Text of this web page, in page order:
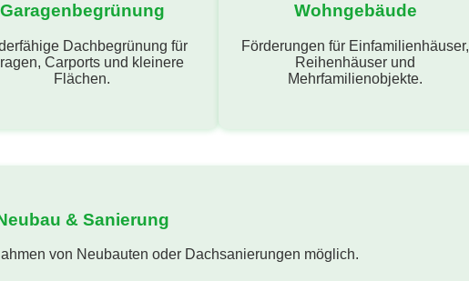
Garagenbegrünung
Dachbegrünung für
Carports und kleinere
Flächen.
Wohngebäude
Förderungen für Einfamilienhäuser,
Reihenhäuser und
Mehrfamilienobjekte.
& Sanierung
von Neubauten oder Dachsanierungen möglich.